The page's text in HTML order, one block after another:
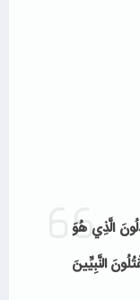
الَّذِي هُوَ
النَّبِيِّينَ